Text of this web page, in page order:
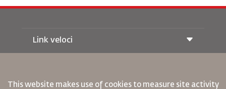
Link veloci
Rivista Royal Wings
This website makes use of cookies to measure site activity